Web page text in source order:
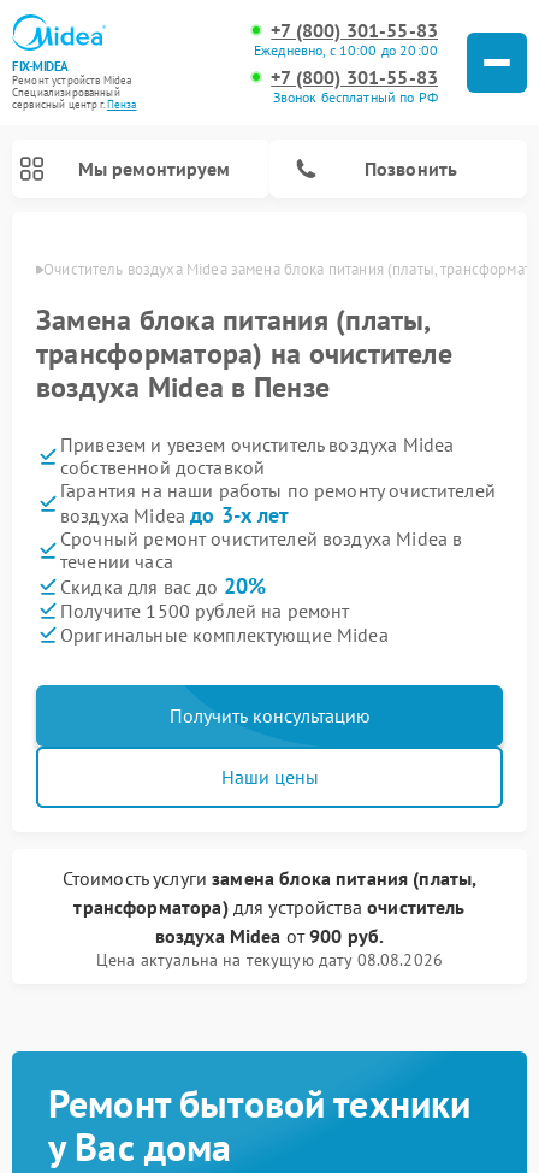
FIX-MIDEA
Ремонт устройств Midea
Специализированный
cервисный центр г.Пенза
+7 (800) 301-55-83
Ежедневно, с 10:00 до 20:00
+7 (800) 301-55-83
Звонок бесплатный по РФ
Мы ремонтируем Позвонить
Очиститель воздуха Midea замена блока питания (платы,
Замена блока питания (платы,
трансформатора) на очистителе
воздуха Midea в Пензе
Привезем и увезем очиститель воздуха Midea
собственной доставкой
Гарантия на наши работы по ремонту очистителей
воздуха Mideaдо 3-х лет
Срочный ремонт очистителей воздуха Midea в
течении часа
Скидка для вас до 20%
Получите 1500 рублей на ремонт
Оригинальные комплектующие Midea
Получить консультацию
Наши цены
Стоимость услугизамена блока питания (платы,
трансформатора)для устройстваочиститель
воздуха Midea от900 руб.
Цена актуальна на текущую дату 08.08.2026
Ремонт бытовой техники
у Вас дома